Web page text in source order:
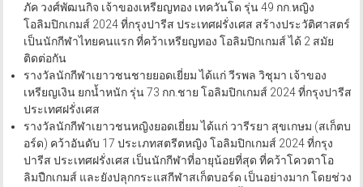
ภัค วงศ์พัฒนกิจ เจ้าของเหรียญทอง เทควันโด รุ่น 49 กก.หญิง
โอลิมปิกเกมส์ 2024 ที่กรุงปารีส ประเทศฝรั่งเศส สร้างประวัติศาสตร์
เป็นนักกีฬาไทยคนแรก ที่คว้าเหรียญทอง โอลิมปิกเกมส์ ได้ 2 สมัย
ติดต่อกัน
รางวัลนักกีฬาเยาวชนชายยอดเยี่ยม ได้แก่ วีรพล วิชุมา เจ้าของ
เหรียญเงิน ยกน้ำหนัก รุ่น 73 กก.ชาย โอลิมปิกเกมส์ 2024 ที่กรุงปารีส
ประเทศฝรั่งเศส
รางวัลนักกีฬาเยาวชนหญิงยอดเยี่ยม ได้แก่ วารีรยา สุขเกษม (สเก็ตบ
อร์ด) คว้าอันดับ 17 ประเภทสตรีตหญิง โอลิมปิกเกมส์ 2024 ที่กรุง
ปารีส ประเทศฝรั่งเศส เป็นนักกีฬาที่อายุน้อยที่สุด ที่คว้าโควตาโอ
ลิมปืกเกมส์ และยังปลุกกระแสกีฬาสเก็ตบอร์ด เป็นอย่างมาก โดยช่วง